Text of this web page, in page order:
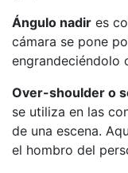
Ángulo nadir es
cámara se pone
engrandeciéndolo
Over-shoulder o
se utiliza en las
de una escena.
el hombro del